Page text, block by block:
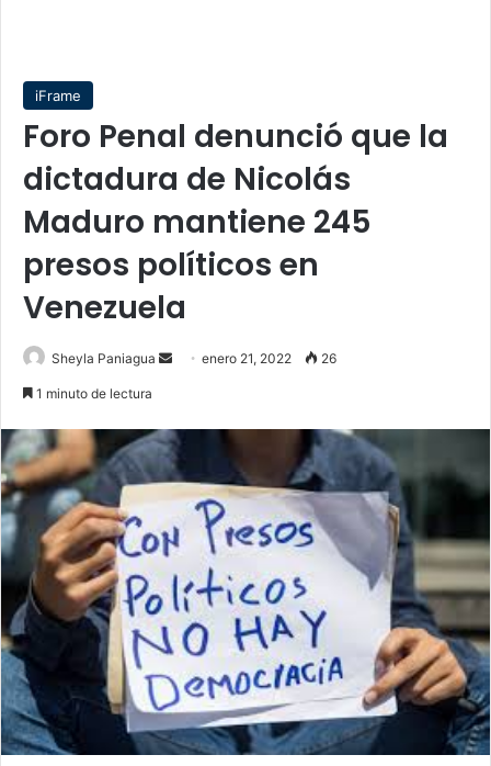
iFrame
Foro Penal denunció que la
dictadura de Nicolás
Maduro mantiene 245
presos políticos en
Venezuela
Sheyla Paniagua
Sendenero 21, 2022 26
1 minuto de lectura